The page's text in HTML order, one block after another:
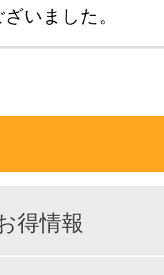
いました。
得情報